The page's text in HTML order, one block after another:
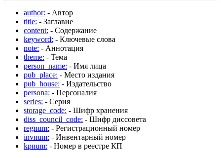
author: - Автор
title: - Заглавие
content: - Содержание
keyword: - Ключевые слова
note: - Аннотация
theme: - Тема
person_name: - Имя лица
pub_place: - Место издания
pub_house: - Издательство
persona: - Персоналия
series: - Серия
storage_code: - Шифр хранения
diss_council_code: - Шифр диссовета
regnum: - Регистрационный номер
invnum: - Инвентарный номер
kpnum: - Номер в реестре КП